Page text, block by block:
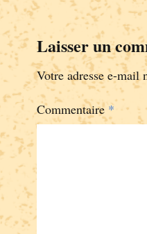
Laisser un
Votre adresse e-mail
Commentaire *